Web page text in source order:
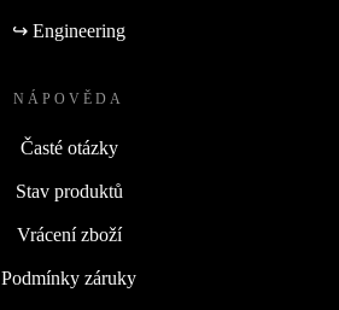
↪ Engineering
NÁPOVĚDA
Časté otázky
Stav produktů
Vrácení zboží
Podmínky záruky